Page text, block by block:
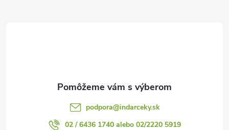
podpora@indarceky.sk
02 / 6436 1740 alebo 02/2220 5919